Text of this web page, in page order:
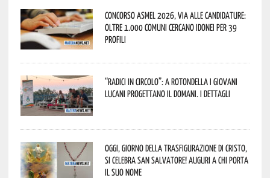
Concorso Asmel 2026, via alle candidature:
oltre 1.000 Comuni cercano idonei per 39
profili
“Radici in Circolo”: a Rotondella i giovani
lucani progettano il domani. I dettagli
Oggi, giorno della Trasfigurazione di Cristo,
si celebra San Salvatore! Auguri a chi porta
il suo nome